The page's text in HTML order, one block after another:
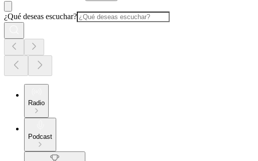
¿Qué deseas escuchar?
Radio
Podcast